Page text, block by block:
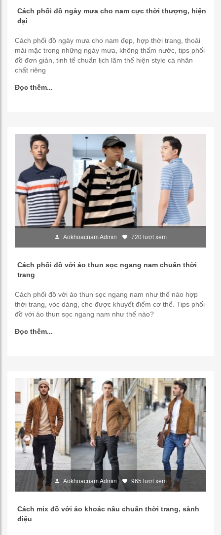
Cách phối đồ ngày mưa cho nam cực thời thượng, hiện
đại
Cách phối đồ ngày mưa cho nam đẹp, hợp thời trang, thoải
mái mặc trong những ngày mưa, không thấm nước, tips phối
đồ đơn giản, tinh tế chuẩn lịch lãm thể hiện style cá nhân
chất riêng
Đọc thêm...
Aokhoacnam Admin 720 lượt xem
Cách phối đồ với áo thun sọc ngang nam chuẩn thời
trang
Cách phối đồ với áo thun sọc ngang nam như thế nào hợp
thời trang, vóc dáng, che được khuyết điểm cơ thể. Tips phối
đồ với áo thun sọc ngang nam như thế nào?
Đọc thêm...
Aokhoacnam Admin 965 lượt xem
Cách mix đồ với áo khoác nâu chuẩn thời trang, sành
điệu